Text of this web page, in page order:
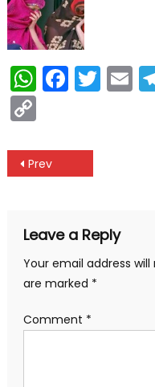
Copy
Post
Prev
Leave a Reply
Your email address
are marked *
Comment *